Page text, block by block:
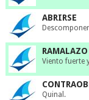
ABRIRSE
RAMALAZO
Viento fuerte
Quinal.